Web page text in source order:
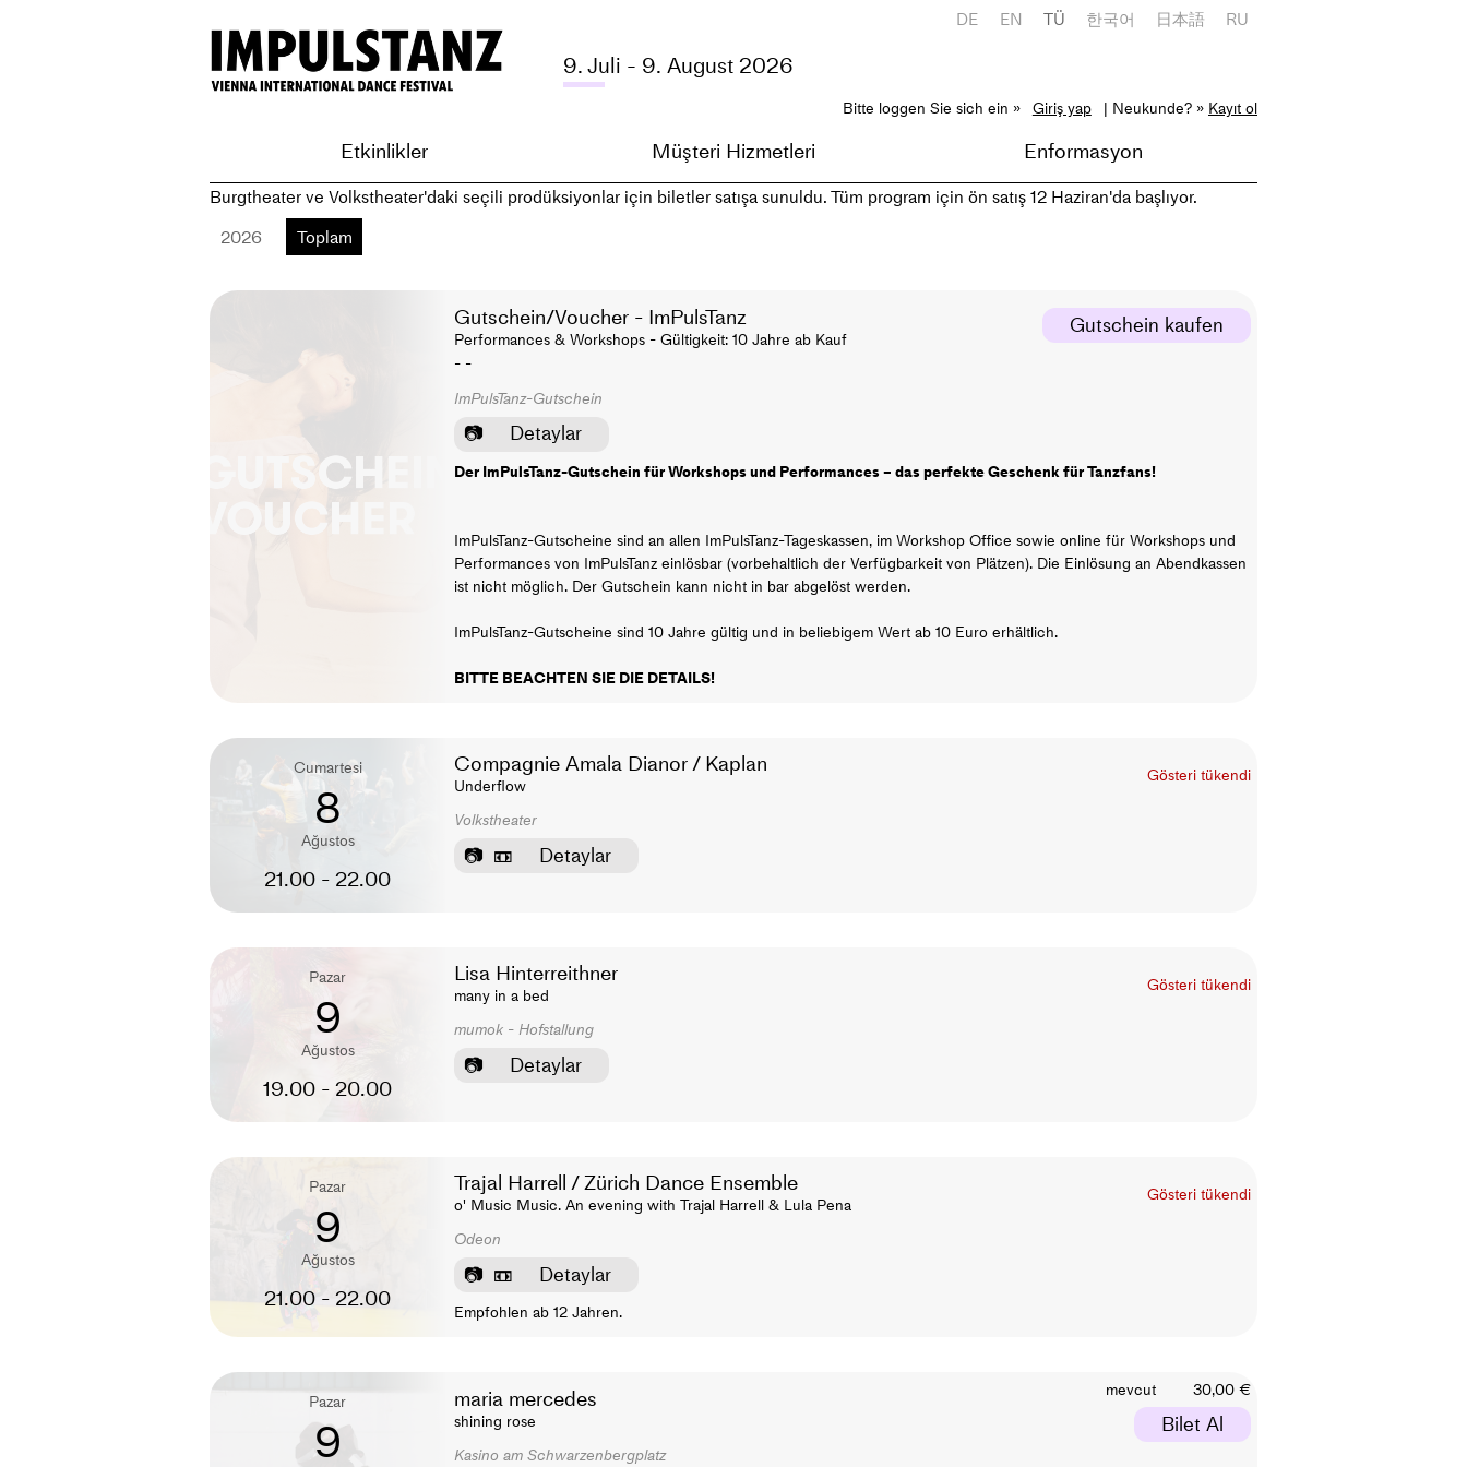
9. Juli - 9. August 2026
DE EN TÜ 한국어 日本語 RU
Bitte loggen Sie sich ein » Giriş yap | Neukunde? » Kayıt ol
Etkinlikler Müşteri Hizmetleri Enformasyon
Burgtheater ve Volkstheater'daki seçili prodüksiyonlar için biletler satışa sunuldu. Tüm program için ön satış 12 Haziran'da başlıyor.
2026
Toplam
Gutschein/Voucher - ImPulsTanz
Performances & Workshops - Gültigkeit: 10 Jahre ab Kauf
- -
ImPulsTanz-Gutschein
Detaylar
Gutschein kaufen
Der ImPulsTanz-Gutschein für Workshops und Performances – das perfekte Geschenk für Tanzfans!
ImPulsTanz-Gutscheine sind an allen ImPulsTanz-Tageskassen, im Workshop Office sowie online für Workshops und
Performances von ImPulsTanz einlösbar (vorbehaltlich der Verfügbarkeit von Plätzen). Die Einlösung an Abendkassen
ist nicht möglich. Der Gutschein kann nicht in bar abgelöst werden.
ImPulsTanz-Gutscheine sind 10 Jahre gültig und in beliebigem Wert ab 10 Euro erhältlich.
BITTE BEACHTEN SIE DIE DETAILS!
Cumartesi
8
Ağustos
21.00 - 22.00
Compagnie Amala Dianor / Kaplan
Underflow
Volkstheater
Detaylar
Gösteri tükendi
Pazar
9
Ağustos
19.00 - 20.00
Lisa Hinterreithner
many in a bed
mumok - Hofstallung
Detaylar
Gösteri tükendi
Pazar
9
Ağustos
21.00 - 22.00
Trajal Harrell / Zürich Dance Ensemble
o' Music Music. An evening with Trajal Harrell & Lula Pena
Odeon
Detaylar
Gösteri tükendi
Empfohlen ab 12 Jahren.
mevcut 30,00 €
Pazar
9
maria mercedes
shining rose
Kasino am Schwarzenbergplatz
Bilet Al